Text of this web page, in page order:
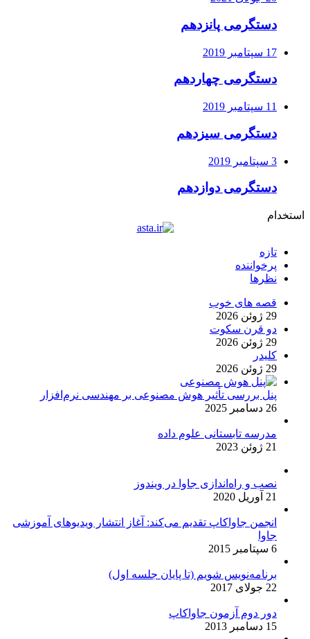
دستگرمی پانزدهم
17 سپتامبر 2019
دستگرمی چهاردهم
11 سپتامبر 2019
دستگرمی سیزدهم
3 سپتامبر 2019
دستگرمی دوازدهم
استخدام
تازه
پرخواننده
نظرها
قصه های خوب
29 ژوئن 2026
دو قرن سکوت
29 ژوئن 2026
کلیدر
29 ژوئن 2026
پنل بررسی تأثیر هوش مصنوعی بر مهندسی نرم‌افزار
26 دسامبر 2025
مدرسه تابستانی علوم داده
21 ژوئن 2023
نصب و راه‌اندازی جاوا در ویندوز
21 آوریل 2020
انجمن جاواکاپ تقدیم می‌کند: آغاز انتشار ویدیوهای آموزشی
جاوا
6 سپتامبر 2015
برنامه‌نویس شویم (تا پایان جلسه اول)
22 جولای 2017
دور دوم آزمون جاواکاپ
15 دسامبر 2013